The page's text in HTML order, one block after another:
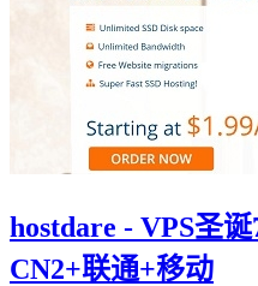
hostdare - VPS圣
CN2+联通+移动